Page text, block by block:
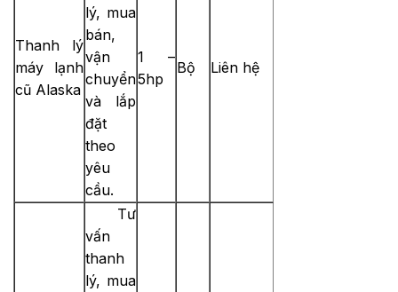
Thanh lý
máy lạnh
cũ Alaska
lý, mua
bán,
vận
chuyển
và lắp
đặt
theo
yêu
cầu.
1 –
5hp
Bộ Liên hệ
Tư
vấn
thanh
lý, mua